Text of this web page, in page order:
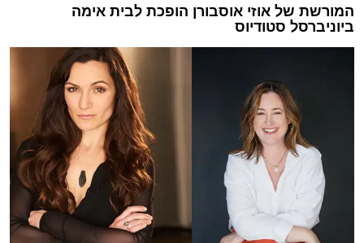
המורשת של אוזי אוסבורן הופכת לבית אימה
ביוניברסל סטודיוס